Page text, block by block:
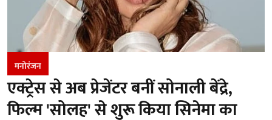
मनोरंजन
एक्ट्रेस से अब प्रेजेंटर बनीं सोनाली बेंद्रे,
फिल्म 'सोलह' से शुरू किया सिनेमा का